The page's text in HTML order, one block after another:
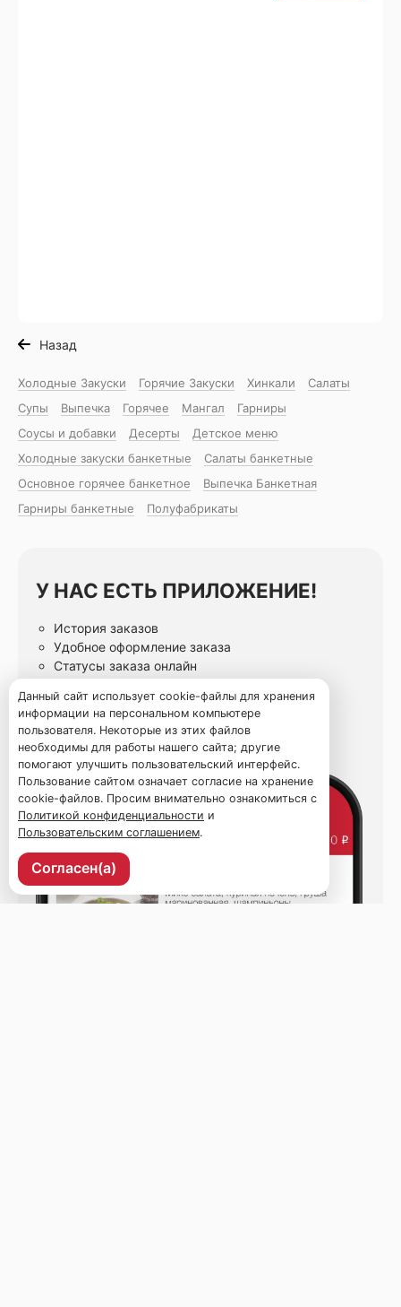
Назад
Холодные Закуски Горячие Закуски Хинкали
Салаты
Супы
Выпечка Горячее Мангал
Гарниры
Соусы и добавки
Десерты
Детское меню
Холодные закуски банкетные
Салаты банкетные
Основное горячее банкетное
Выпечка Банкетная
Гарниры банкетные
Полуфабрикаты
У НАС ЕСТЬ ПРИЛОЖЕНИЕ!
История заказов
Удобное оформление заказа
Статусы заказа онлайн
Данный сайт использует cookie-файлы для хранения
информации на персональном компьютере
пользователя. Некоторые из этих файлов
необходимы для работы нашего сайта; другие
помогают улучшить пользовательский интерфейс.
Пользование сайтом означает согласие на хранение
cookie-файлов. Просим внимательно ознакомиться с
Политикой конфиденциальности и
Пользовательским соглашением.
Согласен(а)